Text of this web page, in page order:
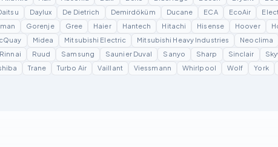
Daylux De Dietrich Demirdöküm Ducane ECA EcoAir
Gorenje Gree Haier Hantech Hitachi Hisense Hoover
Midea Mitsubishi Electric Mitsubishi Heavy Industries Neoclima
Rinnai Ruud Samsung Saunier Duval Sanyo Sharp Sinclair
Trane Turbo Air Vaillant Viessmann Whirlpool Wolf York